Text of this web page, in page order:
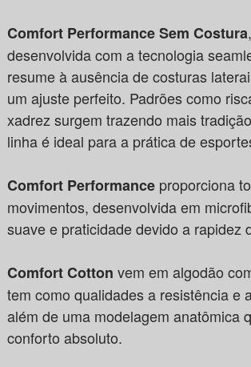
Comfort Performance Sem Costura
desenvolvida com a tecnologia
resume à ausência de costuras
um ajuste perfeito. Padrões como
xadrez surgem trazendo mais
linha é ideal para a prática de
Comfort Performanceproporciona
movimentos, desenvolvida em
suave e praticidade devido a rapidez
Comfort Cotton vem em algodão
tem como qualidades a resistência e
além de uma modelagem anatômica
conforto absoluto.